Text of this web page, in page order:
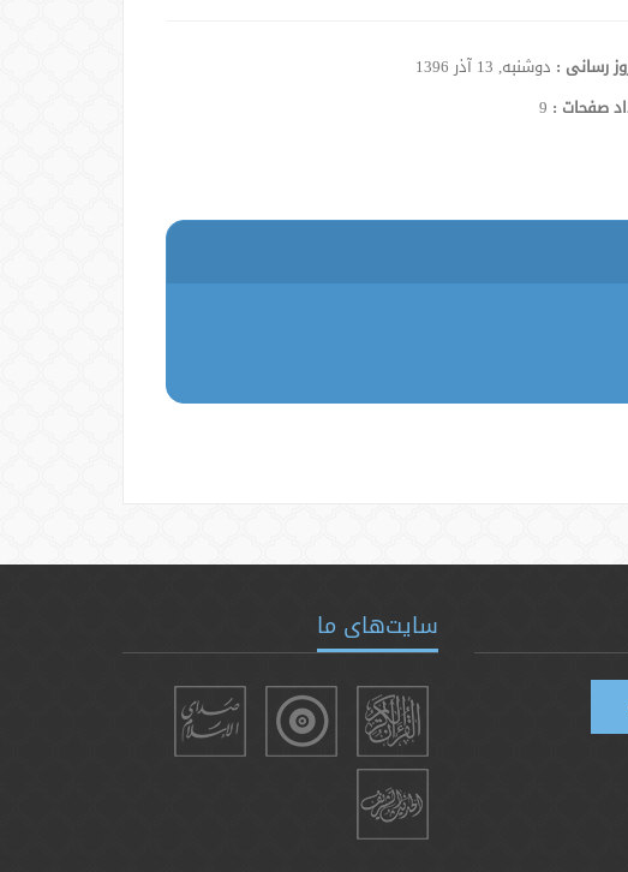
رسانی : دوشنبه, 13 آذر 1396
صفحات :
سایت‌های ما